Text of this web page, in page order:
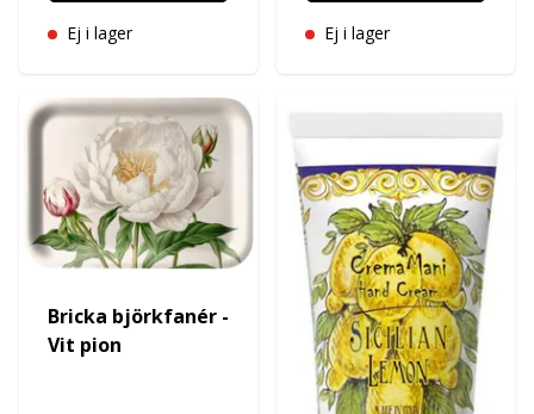
Ej i lager Ej i lager
Bricka björkfanér -
Vit pion